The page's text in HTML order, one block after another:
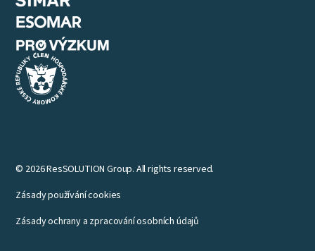
© 2026 ResSOLUTION Group. All rights reserved.
Zásady používání cookies
Zásady ochrany a zpracování osobních údajů